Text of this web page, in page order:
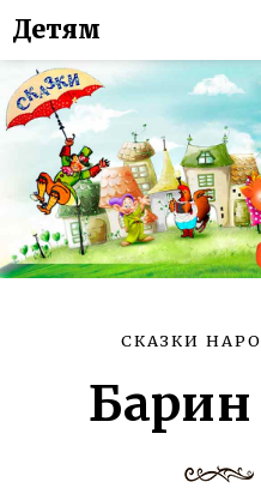
Детям
СКАЗКИ